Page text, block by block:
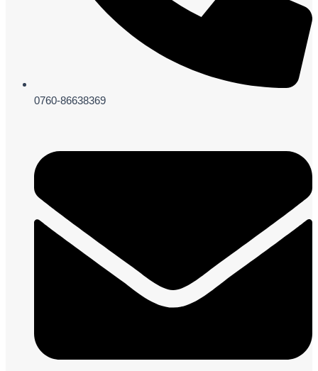
0760-86638369